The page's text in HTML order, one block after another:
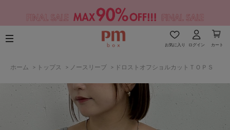
お気に入り ログイン カート
ホーム > トップス > ノースリーブ > ドロストオフショルカットＴＯＰＳ